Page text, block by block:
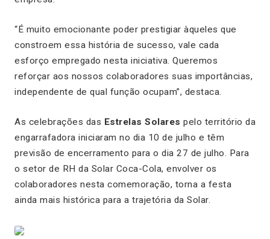
“É muito emocionante poder prestigiar àqueles que
constroem essa história de sucesso, vale cada
esforço empregado nesta iniciativa. Queremos
reforçar aos nossos colaboradores suas importâncias,
independente de qual função ocupam”, destaca.
As celebrações das Estrelas Solares pelo território da
engarrafadora iniciaram no dia 10 de julho e têm
previsão de encerramento para o dia 27 de julho. Para
o setor de RH da Solar Coca-Cola, envolver os
colaboradores nesta comemoração, torna a festa
ainda mais histórica para a trajetória da Solar.